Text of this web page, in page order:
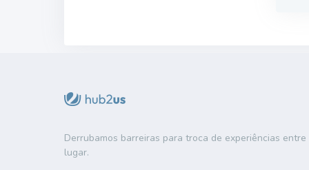
Derrubamos barreiras para troca de experiências
lugar.